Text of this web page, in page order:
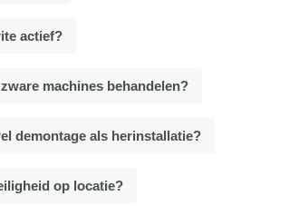
actief?
machines behandelen?
demontage als herinstallatie?
op locatie?